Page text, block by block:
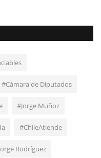
#Cámara de Diputados
#Jorge Muñoz
#ChileAtiende
Rodríguez